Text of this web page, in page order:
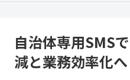
自治体専用SMS
減と業務効率化へ